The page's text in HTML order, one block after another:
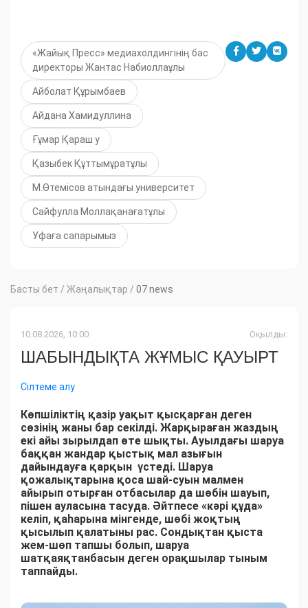
«Жайық Пресс» медиахолдингінің бас
директоры Жантас Набиоллаұлы
Айболат Құрымбаев
Айдана Хамидуллина
Ғұмар Қараш у
Қазыбек Құттымұратұлы
М.Өтемісов атындағы университет
Сайфулла Моллақанағатұлы
Уфаға сапарымыз
Басты бет / Жаңалықтар / 07 news
10.08.2026, 10:00 Оқылды:
ШАБЫНДЫҚТА ЖҰМЫС ҚАУЫРТ
Сілтеме алу
Көпшіліктің қазір уақыт қысқарған деген
сөзінің жаны бар секілді. Жарқыраған жаздың
екі айы зырылдап өте шықты. Ауылдағы шаруа
баққан жандар қыстық мал азығын
дайындауға қарқын үстеді. Шаруа
қожалықтарына қоса шай-суын малмен
айырып отырған отбасылар да шөбін шауып,
пішен ауласына тасуда. Әйтпесе «кәрі құда»
келіп, қаһарына мінгенде, шөбі жоқтың
қысылып қалатыны рас. Сондықтан қыста
жем-шөп тапшы болып, шаруа
шатқаяқтанбасын деген орақшылар тыным
таппайды.